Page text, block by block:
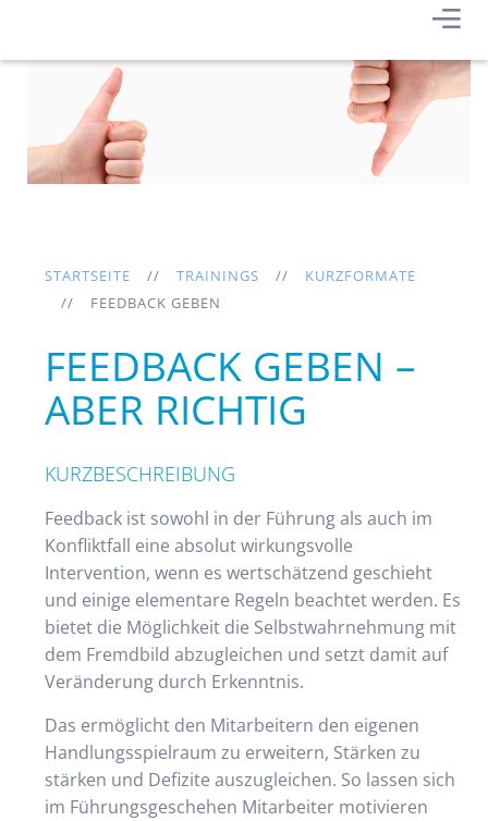
STARTSEITE TRAININGS
KURZFORMATE
FEEDBACK GEBEN
FEEDBACK GEBEN –
ABER RICHTIG
KURZBESCHREIBUNG
Feedback ist sowohl in der Führung als auch im
Konfliktfall eine absolut wirkungsvolle
Intervention, wenn es wertschätzend geschieht
und einige elementare Regeln beachtet werden. Es
bietet die Möglichkeit die Selbstwahrnehmung mit
dem Fremdbild abzugleichen und setzt damit auf
Veränderung durch Erkenntnis.
Das ermöglicht den Mitarbeitern den eigenen
Handlungsspielraum zu erweitern, Stärken zu
stärken und Defizite auszugleichen. So lassen sich
im Führungsgeschehen Mitarbeiter motivieren